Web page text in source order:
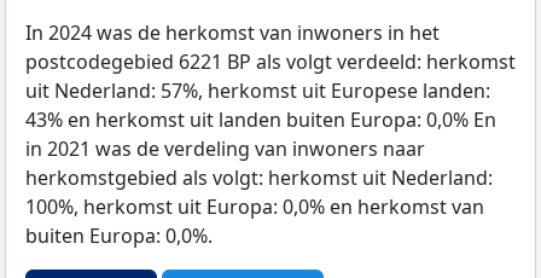
In 2024 was de herkomst van inwoners in het
postcodegebied 6221 BP als volgt verdeeld: herkomst
uit Nederland: 57%, herkomst uit Europese landen:
43% en herkomst uit landen buiten Europa: 0,0% En
in 2021 was de verdeling van inwoners naar
herkomstgebied als volgt: herkomst uit Nederland:
100%, herkomst uit Europa: 0,0% en herkomst van
buiten Europa: 0,0%.